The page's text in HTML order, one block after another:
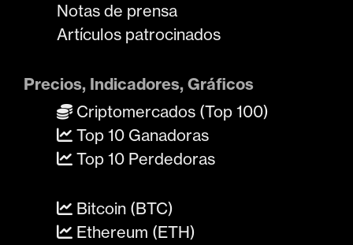
Notas de prensa
Artículos patrocinados
Precios, Indicadores, Gráficos
Criptomercados (Top 100)
Top 10 Ganadoras
Top 10 Perdedoras
Bitcoin (BTC)
Ethereum (ETH)